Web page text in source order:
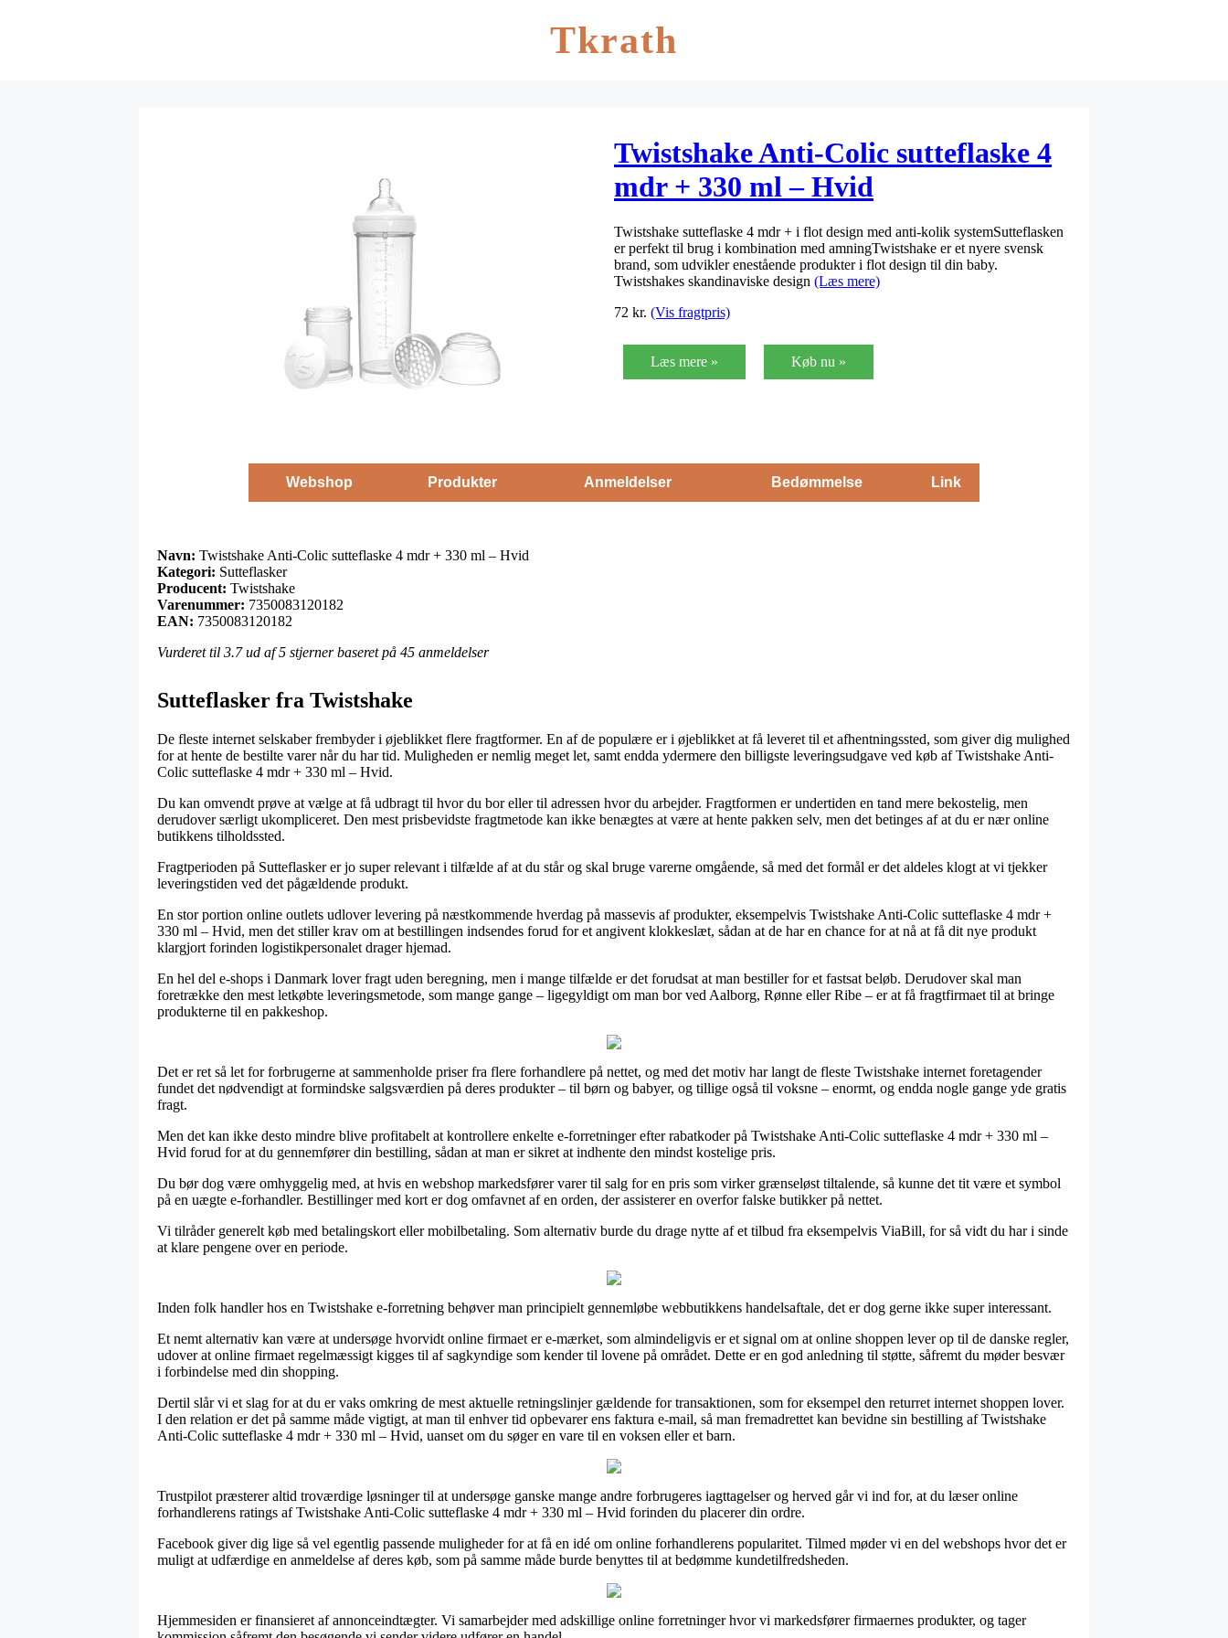
Tkrath
Twistshake Anti-Colic sutteflaske 4
mdr + 330 ml – Hvid
Twistshake sutteflaske 4 mdr + i flot design med anti-kolik systemSutteflasken
er perfekt til brug i kombination med amningTwistshake er et nyere svensk
brand, som udvikler enestående produkter i flot design til din baby.
Twistshakes skandinaviske design (Læs mere)
72 kr. (Vis fragtpris)
Læs mere » Køb nu »
Webshop Produkter Anmeldelser Bedømmelse Link
Navn: Twistshake Anti-Colic sutteflaske 4 mdr + 330 ml – Hvid
Kategori: Sutteflasker
Producent: Twistshake
Varenummer: 7350083120182
EAN: 7350083120182
Vurderet til 3.7ud af 5 stjerner baseret på 45 anmeldelser
Sutteflasker fra Twistshake
De fleste internet selskaber frembyder i øjeblikket flere fragtformer. En af de populære er i øjeblikket at få leveret til et afhentningssted, som giver dig mulighed
for at hente de bestilte varer når du har tid. Muligheden er nemlig meget let, samt endda ydermere den billigste leveringsudgave ved køb af Twistshake Anti-
Colic sutteflaske 4 mdr + 330 ml – Hvid.
Du kan omvendt prøve at vælge at få udbragt til hvor du bor eller til adressen hvor du arbejder. Fragtformen er undertiden en tand mere bekostelig, men
derudover særligt ukompliceret. Den mest prisbevidste fragtmetode kan ikke benægtes at være at hente pakken selv, men det betinges af at du er nær online
butikkens tilholdssted.
Fragtperioden på Sutteflasker er jo super relevant i tilfælde af at du står og skal bruge varerne omgående, så med det formål er det aldeles klogt at vi tjekker
leveringstiden ved det pågældende produkt.
En stor portion online outlets udlover levering på næstkommende hverdag på massevis af produkter, eksempelvis Twistshake Anti-Colic sutteflaske 4 mdr +
330 ml – Hvid, men det stiller krav om at bestillingen indsendes forud for et angivent klokkeslæt, sådan at de har en chance for at nå at få dit nye produkt
klargjort forinden logistikpersonalet drager hjemad.
En hel del e-shops i Danmark lover fragt uden beregning, men i mange tilfælde er det forudsat at man bestiller for et fastsat beløb. Derudover skal man
foretrække den mest letkøbte leveringsmetode, som mange gange – ligegyldigt om man bor ved Aalborg, Rønne eller Ribe – er at få fragtfirmaet til at bringe
produkterne til en pakkeshop.
Det er ret så let for forbrugerne at sammenholde priser fra flere forhandlere på nettet, og med det motiv har langt de fleste Twistshake internet foretagender
fundet det nødvendigt at formindske salgsværdien på deres produkter – til børn og babyer, og tillige også til voksne – enormt, og endda nogle gange yde gratis
fragt.
Men det kan ikke desto mindre blive profitabelt at kontrollere enkelte e-forretninger efter rabatkoder på Twistshake Anti-Colic sutteflaske 4 mdr + 330 ml –
Hvid forud for at du gennemfører din bestilling, sådan at man er sikret at indhente den mindst kostelige pris.
Du bør dog være omhyggelig med, at hvis en webshop markedsfører varer til salg for en pris som virker grænseløst tiltalende, så kunne det tit være et symbol
på en uægte e-forhandler. Bestillinger med kort er dog omfavnet af en orden, der assisterer en overfor falske butikker på nettet.
Vi tilråder generelt køb med betalingskort eller mobilbetaling. Som alternativ burde du drage nytte af et tilbud fra eksempelvis ViaBill, for så vidt du har i sinde
at klare pengene over en periode.
Inden folk handler hos en Twistshake e-forretning behøver man principielt gennemløbe webbutikkens handelsaftale, det er dog gerne ikke super interessant.
Et nemt alternativ kan være at undersøge hvorvidt online firmaet er e-mærket, som almindeligvis er et signal om at online shoppen lever op til de danske regler,
udover at online firmaet regelmæssigt kigges til af sagkyndige som kender til lovene på området. Dette er en god anledning til støtte, såfremt du møder besvær
i forbindelse med din shopping.
Dertil slår vi et slag for at du er vaks omkring de mest aktuelle retningslinjer gældende for transaktionen, som for eksempel den returret internet shoppen lover.
I den relation er det på samme måde vigtigt, at man til enhver tid opbevarer ens faktura e-mail, så man fremadrettet kan bevidne sin bestilling af Twistshake
Anti-Colic sutteflaske 4 mdr + 330 ml – Hvid, uanset om du søger en vare til en voksen eller et barn.
Trustpilot præsterer altid troværdige løsninger til at undersøge ganske mange andre forbrugeres iagttagelser og herved går vi ind for, at du læser online
forhandlerens ratings af Twistshake Anti-Colic sutteflaske 4 mdr + 330 ml – Hvid forinden du placerer din ordre.
Facebook giver dig lige så vel egentlig passende muligheder for at få en idé om online forhandlerens popularitet. Tilmed møder vi en del webshops hvor det er
muligt at udfærdige en anmeldelse af deres køb, som på samme måde burde benyttes til at bedømme kundetilfredsheden.
Hjemmesiden er finansieret af annonceindtægter. Vi samarbejder med adskillige online forretninger hvor vi markedsfører firmaernes produkter, og tager